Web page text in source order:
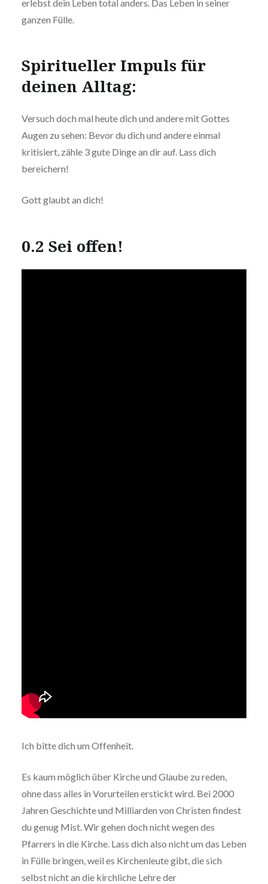
erlebst dein Leben total anders. Das Leben in seiner
ganzen Fülle.
Spiritueller Impuls für
deinen Alltag:
Versuch doch mal heute dich und andere mit Gottes
Augen zu sehen: Bevor du dich und andere einmal
kritisiert, zähle 3 gute Dinge an dir auf. Lass dich
bereichern!
Gott glaubt an dich!
0.2 Sei offen!
Ich bitte dich um Offenheit.
Es kaum möglich über Kirche und Glaube zu reden,
ohne dass alles in Vorurteilen erstickt wird. Bei 2000
Jahren Geschichte und Milliarden von Christen findest
du genug Mist. Wir gehen doch nicht wegen des
Pfarrers in die Kirche. Lass dich also nicht um das Leben
in Fülle bringen, weil es Kirchenleute gibt, die sich
selbst nicht an die kirchliche Lehre der